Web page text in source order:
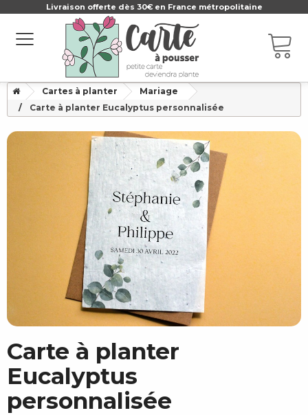
Livraison offerte dès 30€ en France métropolitaine
Cartes à planter
Mariage
Carte à planter Eucalyptus personnalisée
Carte à planter
Eucalyptus
personnalisée